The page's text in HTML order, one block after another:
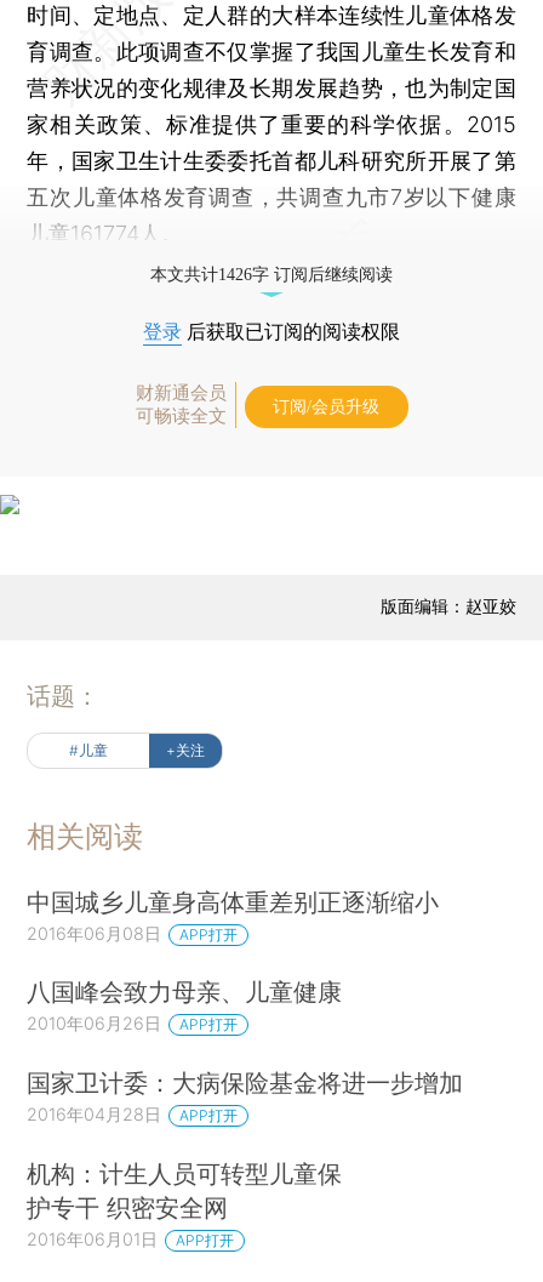
时间、定地点、定人群的大样本连续性儿童体格发
育调查。此项调查不仅掌握了我国儿童生长发育和
营养状况的变化规律及长期发展趋势，也为制定国
家相关政策、标准提供了重要的科学依据。2015
年，国家卫生计生委委托首都儿科研究所开展了第
五次儿童体格发育调查，共调查九市7岁以下健康
儿童161774人。
本文共计1426字 订阅后继续阅读
登录 后获取已订阅的阅读权限
财新通会员
可畅读全文
订阅/会员升级
版面编辑：赵亚姣
话题：
#儿童 +关注
相关阅读
中国城乡儿童身高体重差别正逐渐缩小
2016年06月08日 APP打开
八国峰会致力母亲、儿童健康
2010年06月26日 APP打开
国家卫计委：大病保险基金将进一步增加
2016年04月28日 APP打开
机构：计生人员可转型儿童保
护专干 织密安全网
2016年06月01日 APP打开